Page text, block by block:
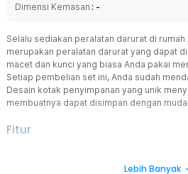
Dimensi Kemasan : -
Selalu sediakan peralatan darurat di rumah
merupakan peralatan darurat yang dapat
macet dan kunci yang biasa Anda pakai
Setiap pembelian set ini, Anda sudah
Desain kotak penyimpanan yang unik
membuatnya dapat disimpan dengan
Fitur
Kotak ini berisi set peralatan untuk
Lebih Banyak